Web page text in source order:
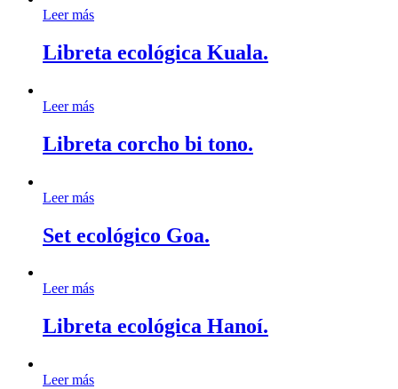
Leer más
Libreta ecológica Kuala.
Leer más
Libreta corcho bi tono.
Leer más
Set ecológico Goa.
Leer más
Libreta ecológica Hanoí.
Leer más